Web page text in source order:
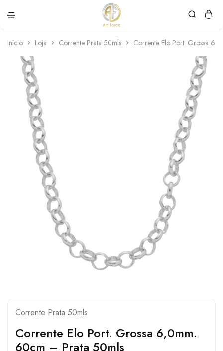
Force
personalizadas
Início Loja Corrente Prata 50mls Corrente Elo Port. Grossa
Corrente Prata 50mls
Corrente Elo Port. Grossa 6,0mm.
60cm – Prata 50mls